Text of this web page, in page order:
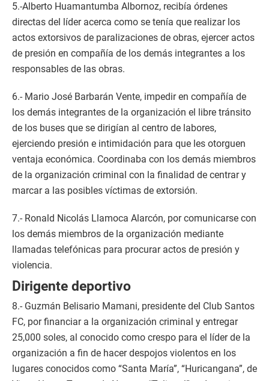
5.-Alberto Huamantumba Albornoz, recibía órdenes
directas del líder acerca como se tenía que realizar los
actos extorsivos de paralizaciones de obras, ejercer actos
de presión en compañía de los demás integrantes a los
responsables de las obras.
6.- Mario José Barbarán Vente, impedir en compañía de
los demás integrantes de la organización el libre tránsito
de los buses que se dirigían al centro de labores,
ejerciendo presión e intimidación para que les otorguen
ventaja económica. Coordinaba con los demás miembros
de la organización criminal con la finalidad de centrar y
marcar a las posibles víctimas de extorsión.
7.- Ronald Nicolás Llamoca Alarcón, por comunicarse con
los demás miembros de la organización mediante
llamadas telefónicas para procurar actos de presión y
violencia.
Dirigente deportivo
8.- Guzmán Belisario Mamani, presidente del Club Santos
FC, por financiar a la organización criminal y entregar
25,000 soles, al conocido como crespo para el líder de la
organización a fin de hacer despojos violentos en los
lugares conocidos como “Santa María”, “Huricangana”, de